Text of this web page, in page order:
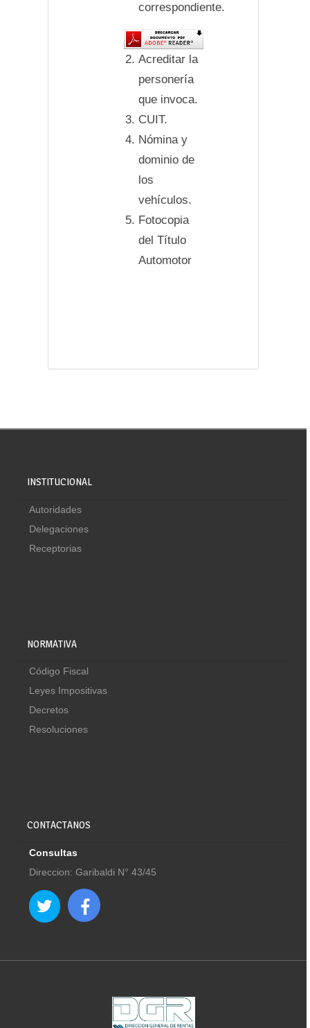
correspondiente.
Acreditar la
personería
que invoca.
CUIT.
Nómina y
dominio de
los
vehículos.
Fotocopia
del Título
Automotor
INSTITUCIONAL
Autoridades
Delegaciones
Receptorias
NORMATIVA
Código Fiscal
Leyes Impositivas
Decretos
Resoluciones
CONTACTANOS
Consultas
Direccion: Garibaldi N° 43/45